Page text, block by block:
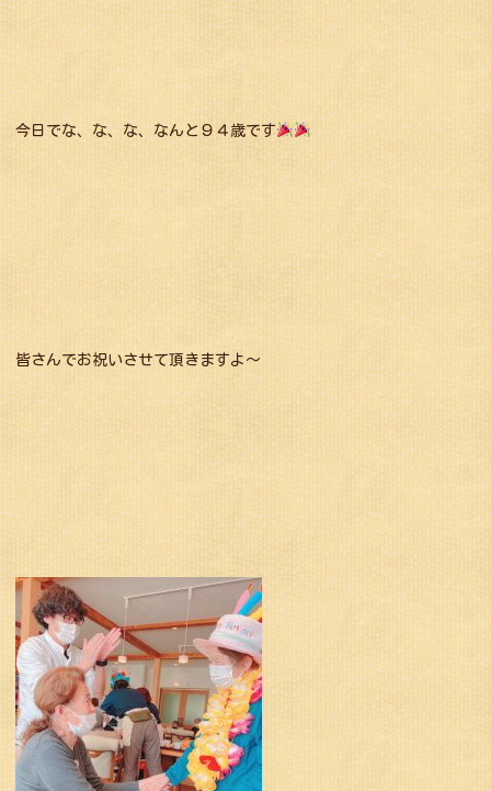
今日でな、な、な、なんと９４歳です
皆さんでお祝いさせて頂きますよ～